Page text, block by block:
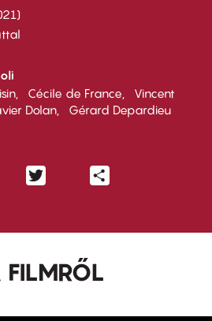
Cécile de France
Vincent
Dolan Gérard Depardieu
FILMRŐL